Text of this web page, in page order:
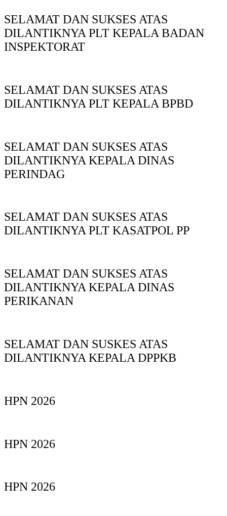
SELAMAT DAN SUKSES ATAS
DILANTIKNYA PLT KEPALA BADAN
INSPEKTORAT
SELAMAT DAN SUKSES ATAS
DILANTIKNYA PLT KEPALA BPBD
SELAMAT DAN SUKSES ATAS
DILANTIKNYA KEPALA DINAS
PERINDAG
SELAMAT DAN SUKSES ATAS
DILANTIKNYA PLT KASATPOL PP
SELAMAT DAN SUKSES ATAS
DILANTIKNYA KEPALA DINAS
PERIKANAN
SELAMAT DAN SUSKES ATAS
DILANTIKNYA KEPALA DPPKB
HPN 2026
HPN 2026
HPN 2026